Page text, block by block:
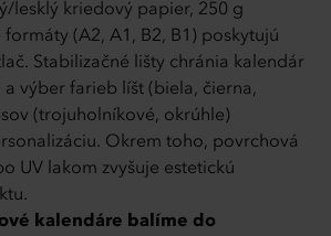
lesklý kriedový papier, 250 g
formáty (A2, A1, B2, B1) poskytujú
Stabilizačné lišty chránia kalendár
výber farieb líšt (biela, čierna,
(trojuholníkové, okrúhle)
Okrem toho, povrchová
UV lakom zvyšuje estetickú
kalendáre balíme do